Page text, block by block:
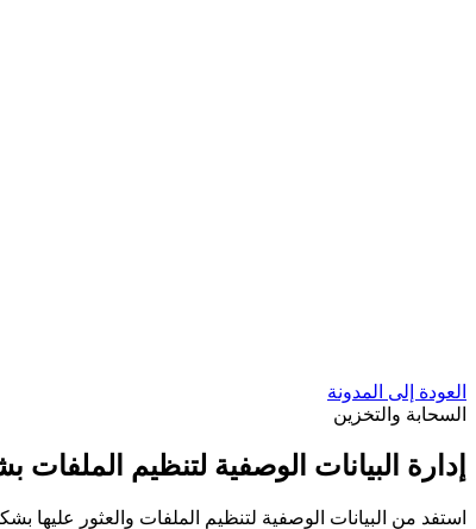
العودة إلى المدونة
السحابة والتخزين
إدارة البيانات الوصفية لتنظيم
استفد من البيانات الوصفية لتنظيم الملفات والعثور